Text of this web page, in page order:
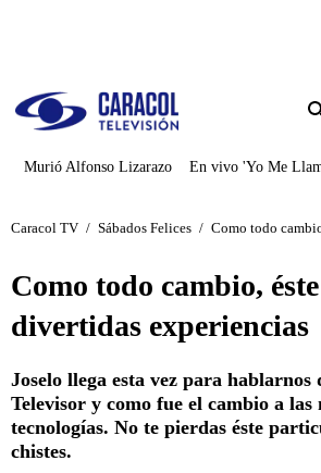
Murió Alfonso Lizarazo En vivo 'Yo Me
Caracol TV / Sábados Felices / Como todo
Como todo cambio,
divertidas experiencias
Joselo llega esta vez para hablarnos
Televisor y como fue el cambio a las
tecnologías. No te pierdas éste
chistes.